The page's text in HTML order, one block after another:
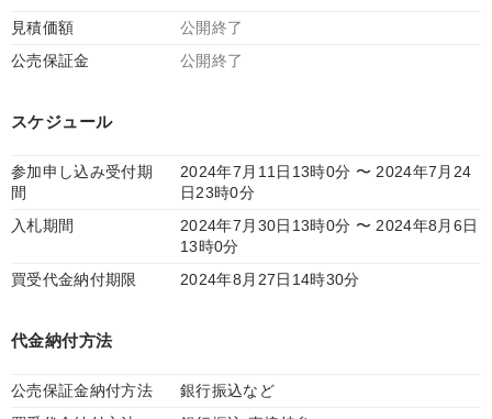
見積価額
公開終了
公売保証金
公開終了
スケジュール
参加申し込み受付期
間
2024年7月11日13時0分 〜 2024年7月24
日23時0分
入札期間
2024年7月30日13時0分 〜 2024年8月6日
13時0分
買受代金納付期限
2024年8月27日14時30分
代金納付方法
公売保証金納付方法
銀行振込など